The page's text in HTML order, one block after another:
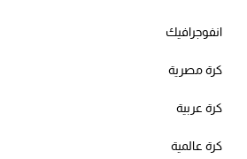
انفوجرافيك
كرة مصرية
كرة عربية
كرة عالمية